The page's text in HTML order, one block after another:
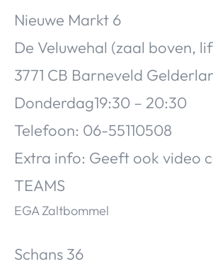
Nieuwe Markt 6
De Veluwehal (zaal boven,
3771 CB Barneveld
Donderdag19:30 – 20:30
Telefoon: 06-55110508
Extra info: Geeft ook video
TEAMS
EGA Zaltbommel
Schans 36